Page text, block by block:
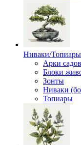
Ниваки/
Арки
Блоки
Зонты
Ниваки
Топиары